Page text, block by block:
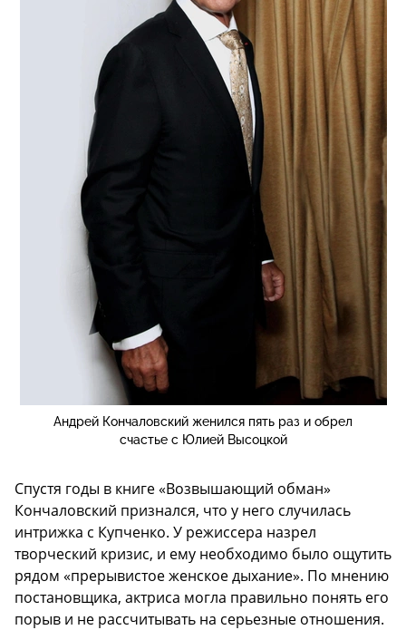
Андрей Кончаловский женился пять раз и обрел
счастье с Юлией Высоцкой
Спустя годы в книге «Возвышающий обман»
Кончаловский признался, что у него случилась
интрижка с Купченко. У режиссера назрел
творческий кризис, и ему необходимо было ощутить
рядом «прерывистое женское дыхание». По мнению
постановщика, актриса могла правильно понять его
порыв и не рассчитывать на серьезные отношения.